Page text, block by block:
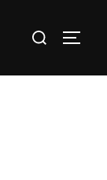
Zoek